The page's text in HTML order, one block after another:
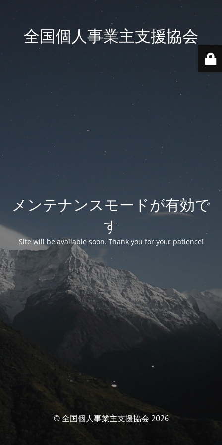
全国個人事業主支援協会
メンテナンスモードが有効で
す
Site will be available soon. Thank you for your patience!
© 全国個人事業主支援協会 2026